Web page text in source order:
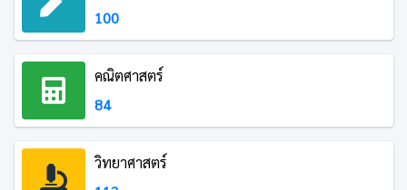
100
คณิตศาสตร์
84
วิทยาศาสตร์